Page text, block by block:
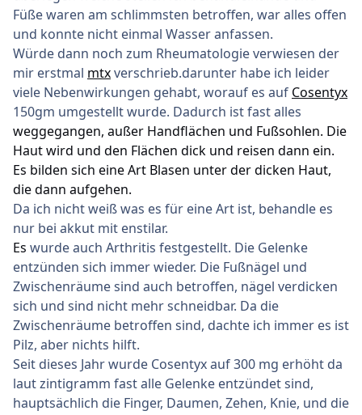
Füße waren am schlimmsten betroffen, war alles offen
und konnte nicht einmal Wasser anfassen.
Würde dann noch zum Rheumatologie verwiesen der
mir erstmal mtxverschrieb.darunter habe ich leider
viele Nebenwirkungen gehabt, worauf es auf Cosentyx
150gm umgestellt wurde. Dadurch ist fast alles
weggegangen, außer Handflächen und Fußsohlen. Die
Haut wird und den Flächen dick und reisen dann ein.
Es bilden sich eine Art Blasen unter der dicken Haut,
die dann aufgehen.
Da ich nicht weiß was es für eine Art ist, behandle es
nur bei akkut mit enstilar.
Es wurde auch Arthritis festgestellt. Die Gelenke
entzünden sich immer wieder. Die Fußnägel und
Zwischenräume sind auch betroffen, nägel verdicken
sich und sind nicht mehr schneidbar. Da die
Zwischenräume betroffen sind, dachte ich immer es ist
Pilz, aber nichts hilft.
Seit dieses Jahr wurde Cosentyx auf 300 mg erhöht da
laut zintigramm fast alle Gelenke entzündet sind,
hauptsächlich die Finger, Daumen, Zehen, Knie, und die